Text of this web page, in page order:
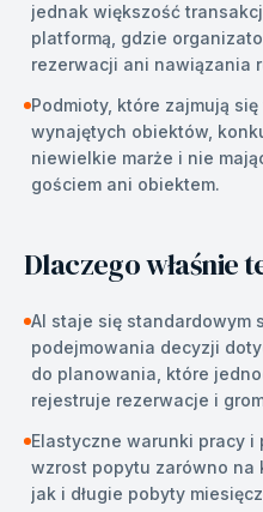
jednak większość
platformą, gdzie
rezerwacji ani nawiązania
Podmioty, które zajmują
wynajętych obiektów,
niewielkie marże i nie
gościem ani obiektem.
Dlaczego właśnie
AI staje się standardowym
podejmowania decyzji
do planowania, które
rejestruje rezerwacje i
Elastyczne warunki pracy
wzrost popytu zarówno na
jak i długie pobyty